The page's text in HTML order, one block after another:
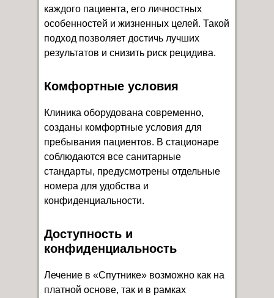
каждого пациента, его личностных
особенностей и жизненных целей. Такой
подход позволяет достичь лучших
результатов и снизить риск рецидива.
Комфортные условия
Клиника оборудована современно,
созданы комфортные условия для
пребывания пациентов. В стационаре
соблюдаются все санитарные
стандарты, предусмотрены отдельные
номера для удобства и
конфиденциальности.
Доступность и
конфиденциальность
Лечение в «Спутнике» возможно как на
платной основе, так и в рамках